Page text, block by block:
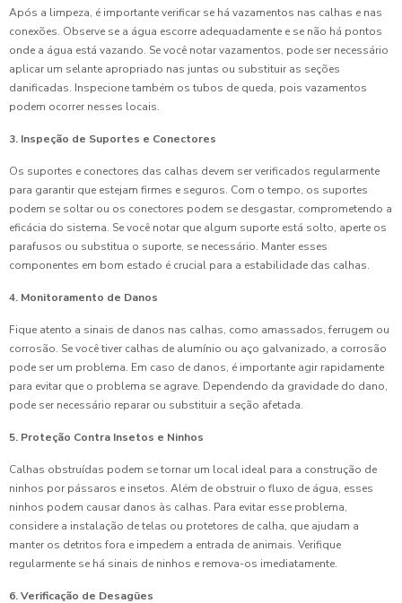
Após a limpeza, é importante verificar se há vazamentos nas calhas e nas
conexões. Observe se a água escorre adequadamente e se não há pontos
onde a água está vazando. Se você notar vazamentos, pode ser necessário
aplicar um selante apropriado nas juntas ou substituir as seções
danificadas. Inspecione também os tubos de queda, pois vazamentos
podem ocorrer nesses locais.
3. Inspeção de Suportes e Conectores
Os suportes e conectores das calhas devem ser verificados regularmente
para garantir que estejam firmes e seguros. Com o tempo, os suportes
podem se soltar ou os conectores podem se desgastar, comprometendo a
eficácia do sistema. Se você notar que algum suporte está solto, aperte os
parafusos ou substitua o suporte, se necessário. Manter esses
componentes em bom estado é crucial para a estabilidade das calhas.
4. Monitoramento de Danos
Fique atento a sinais de danos nas calhas, como amassados, ferrugem ou
corrosão. Se você tiver calhas de alumínio ou aço galvanizado, a corrosão
pode ser um problema. Em caso de danos, é importante agir rapidamente
para evitar que o problema se agrave. Dependendo da gravidade do dano,
pode ser necessário reparar ou substituir a seção afetada.
5. Proteção Contra Insetos e Ninhos
Calhas obstruídas podem se tornar um local ideal para a construção de
ninhos por pássaros e insetos. Além de obstruir o fluxo de água, esses
ninhos podem causar danos às calhas. Para evitar esse problema,
considere a instalação de telas ou protetores de calha, que ajudam a
manter os detritos fora e impedem a entrada de animais. Verifique
regularmente se há sinais de ninhos e remova-os imediatamente.
6. Verificação de Desagües